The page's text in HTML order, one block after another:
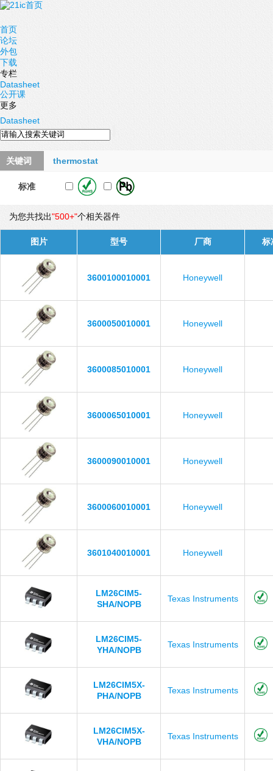
首页
论坛
外包
下载
专栏
Datasheet
公开课
更多
Datasheet
关键词 thermostat
标准
为您共找出"500+"个相关器件
图片 型号 厂商 标
3600100010001 Honeywell
3600050010001 Honeywell
3600085010001 Honeywell
3600065010001 Honeywell
3600090010001 Honeywell
3600060010001 Honeywell
3601040010001 Honeywell
LM26CIM5-
SHA/NOPB
Texas Instruments
LM26CIM5-
YHA/NOPB
Texas Instruments
LM26CIM5X-
PHA/NOPB
Texas Instruments
LM26CIM5X-
VHA/NOPB
Texas Instruments